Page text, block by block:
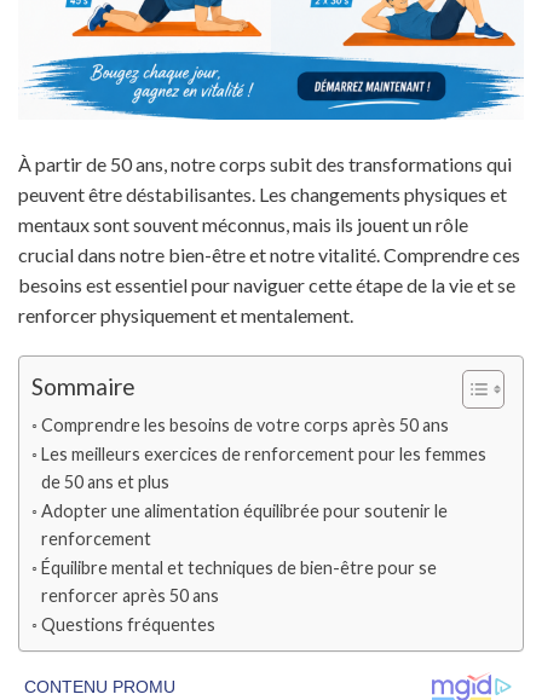
À partir de 50 ans, notre corps subit des transformations qui
peuvent être déstabilisantes. Les changements physiques et
mentaux sont souvent méconnus, mais ils jouent un rôle
crucial dans notre bien-être et notre vitalité. Comprendre ces
besoins est essentiel pour naviguer cette étape de la vie et se
renforcer physiquement et mentalement.
Sommaire
Comprendre les besoins de votre corps après 50 ans
Les meilleurs exercices de renforcement pour les femmes
de 50 ans et plus
Adopter une alimentation équilibrée pour soutenir le
renforcement
Équilibre mental et techniques de bien-être pour se
renforcer après 50 ans
Questions fréquentes